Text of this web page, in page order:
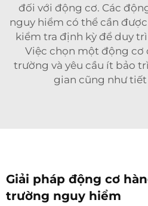
đối với động cơ. Các
nguy hiểm có thể cần
kiểm tra định kỳ để duy
Việc chọn một động cơ
trường và yêu cầu ít bảo
gian cũng như
Giải pháp động cơ
trường nguy hiểm